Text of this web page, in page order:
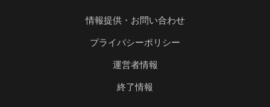
情報提供・お問い合わせ
プライバシーポリシー
運営者情報
終了情報